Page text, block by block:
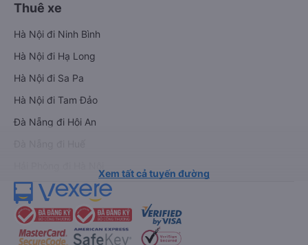
Thuê xe
Hà Nội đi Ninh Bình
Hà Nội đi Hạ Long
Hà Nội đi Sa Pa
Hà Nội đi Tam Đảo
Đà Nẵng đi Hội An
Xem tất cả tuyến đường